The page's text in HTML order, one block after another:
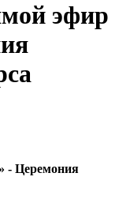
эфир
- Церемония